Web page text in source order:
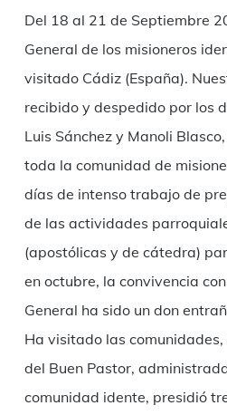
Del 18 al 21 de Septiembre
General de los misioneros
visitado Cádiz (España).
recibido y despedido por los
Luis Sánchez y Manoli
toda la comunidad de
días de intenso trabajo de
de las actividades
(apostólicas y de cátedra)
en octubre, la convivencia
General ha sido un don
Ha visitado las
del Buen Pastor,
comunidad idente, presidió